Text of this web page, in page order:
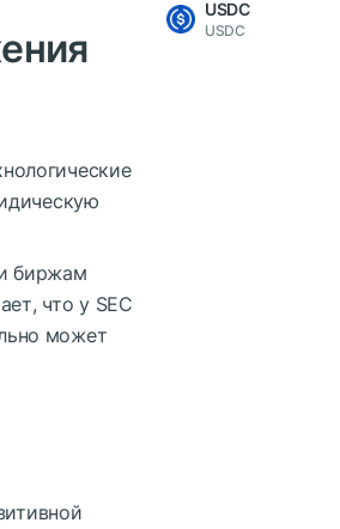
биржам
что у SEC
может
USDC
USDC